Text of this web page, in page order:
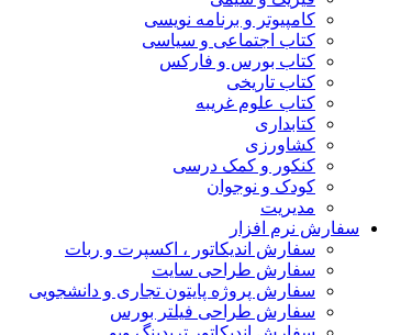
کامپیوتر و برنامه نویسی
کتاب اجتماعی و سیاسی
کتاب بورس و فارکس
کتاب تاریخی
کتاب علوم غریبه
کتابداری
کشاورزی
کنکور و کمک‌ درسی
کودک و نوجوان
مدیریت
سفارش نرم افزار
سفارش اندیکاتور ، اکسپرت و ربات
سفارش طراحی سایت
سفارش پروژه پایتون تجاری و دانشجویی
سفارش طراحی فیلتر بورس